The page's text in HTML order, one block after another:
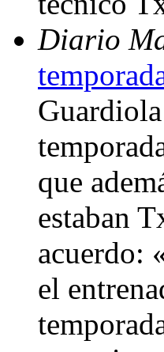
Diario
que
estaban
acuerdo:
el